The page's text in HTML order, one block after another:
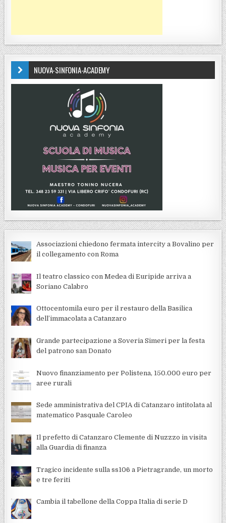
NUOVA-SINFONIA-ACADEMY
Associazioni chiedono fermata intercity a Bovalino per
il collegamento con Roma
Il teatro classico con Medea di Euripide arriva a
Soriano Calabro
Ottocentomila euro per il restauro della Basilica
dell’immacolata a Catanzaro
Grande partecipazione a Soveria Simeri per la festa
del patrono san Donato
Nuovo finanziamento per Polistena, 150.000 euro per
aree rurali
Sede amministrativa del CPIA di Catanzaro intitolata al
matematico Pasquale Caroleo
Il prefetto di Catanzaro Clemente di Nuzzzo in visita
alla Guardia di finanza
Tragico incidente sulla ss106 a Pietragrande, un morto
e tre feriti
Cambia il tabellone della Coppa Italia di serie D